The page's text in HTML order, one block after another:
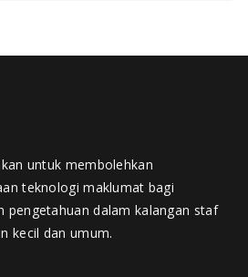
untuk membolehkan
teknologi maklumat bagi
pengetahuan dalam kalangan staf
kecil dan umum.